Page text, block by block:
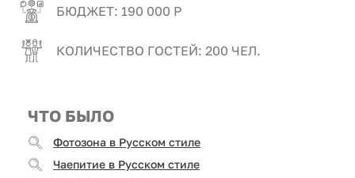
БЮДЖЕТ: 190 000 Р
КОЛИЧЕСТВО ГОСТЕЙ: 200 ЧЕЛ.
ЧТО БЫЛО
Фотозона в Русском стиле
Чаепитие в Русском стиле